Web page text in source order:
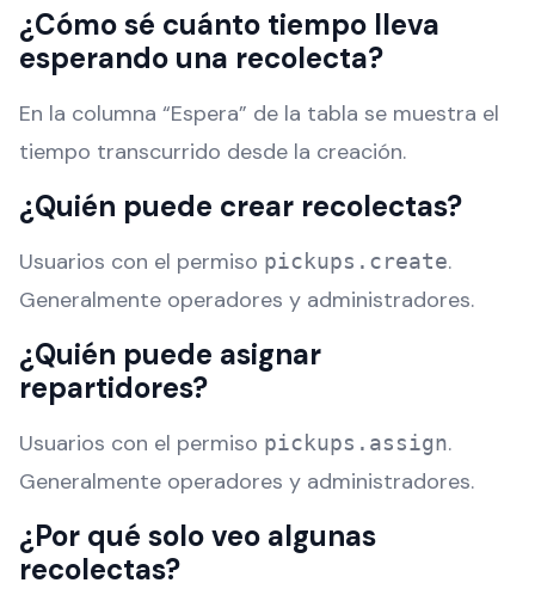
¿Cómo sé cuánto tiempo lleva
esperando una recolecta?
En la columna “Espera” de la tabla se muestra el
tiempo transcurrido desde la creación.
¿Quién puede crear recolectas?
Usuarios con el permiso pickups.create.
Generalmente operadores y administradores.
¿Quién puede asignar
repartidores?
Usuarios con el permiso pickups.assign.
Generalmente operadores y administradores.
¿Por qué solo veo algunas
recolectas?